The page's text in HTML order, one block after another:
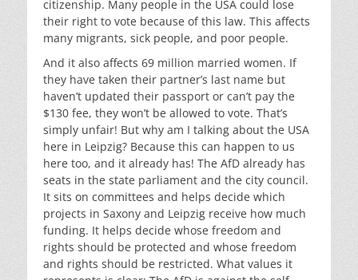
citizenship. Many people in the USA could lose
their right to vote because of this law. This affects
many migrants, sick people, and poor people.
And it also affects 69 million married women. If
they have taken their partner’s last name but
haven’t updated their passport or can’t pay the
$130 fee, they won’t be allowed to vote. That’s
simply unfair! But why am I talking about the USA
here in Leipzig? Because this can happen to us
here too, and it already has! The AfD already has
seats in the state parliament and the city council.
It sits on committees and helps decide which
projects in Saxony and Leipzig receive how much
funding. It helps decide whose freedom and
rights should be protected and whose freedom
and rights should be restricted. What values ​​it